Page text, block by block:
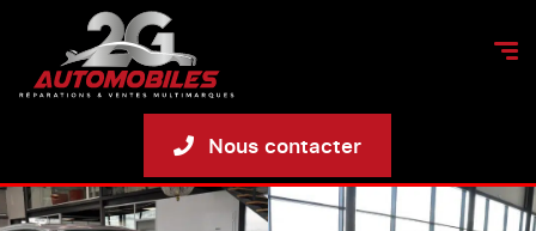
Nous contacter